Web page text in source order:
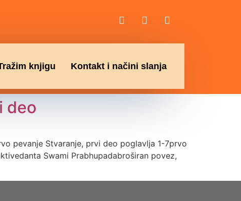
knjigu Kontakt i načini slanja
deo
pevanje Stvaranje, prvi deo poglavlja 1-7prvo
Swami Prabhupadabroširan povez,